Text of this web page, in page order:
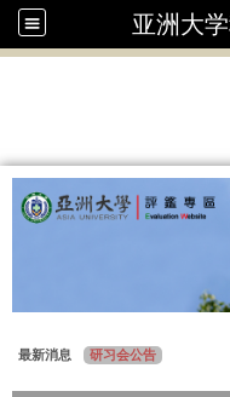
亚洲大
最新消息 研习会公告